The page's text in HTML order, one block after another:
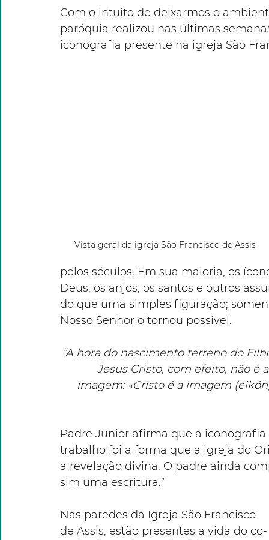
Com o intuito de deixarmos o
paróquia realizou nas últimas
iconografia presente na igreja São
Vista geral da igreja São Francisco de Assis
pelos séculos. Em sua maioria, os
Deus, os anjos, os santos e outros
do que uma simples figuração;
Nosso Senhor o tornou possível.
“A hora do nascimento terreno do
Jesus Cristo, com efeito, não é
imagem: «Cristo é a imagem
Padre Junior afirma que a
trabalho foi a forma que a igreja do
a revelação divina. O padre ainda
sim uma escritura.”
Nas paredes da Igreja São Francisco
de Assis, estão presentes a vida do co-